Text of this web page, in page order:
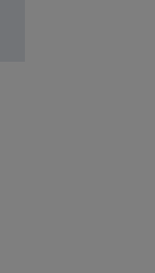
pestaña
pestaña
una
en una